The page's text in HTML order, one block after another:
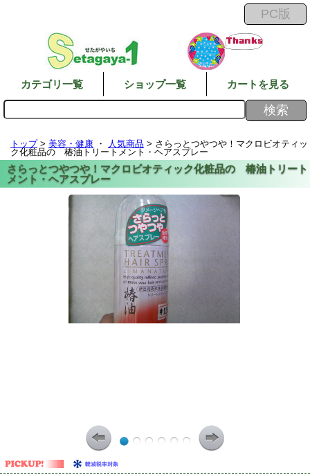
カテゴリ一覧 ショップ一覧 カートを見る
トップ> 美容・健康 ・ 人気商品 > さらっとつやつや！マクロビオティッ
ク化粧品の 椿油トリートメント・ヘアスプレー